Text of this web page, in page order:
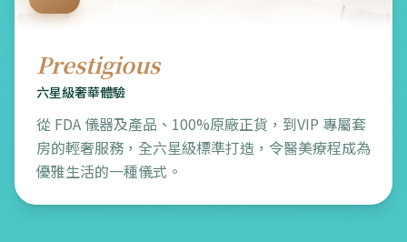
Prestigious
六星級奢華體驗
從 FDA 儀器及產品、100%原廠正貨，到VIP 專屬套
房的輕奢服務，全六星級標準打造，令醫美療程成為
優雅生活的一種儀式。